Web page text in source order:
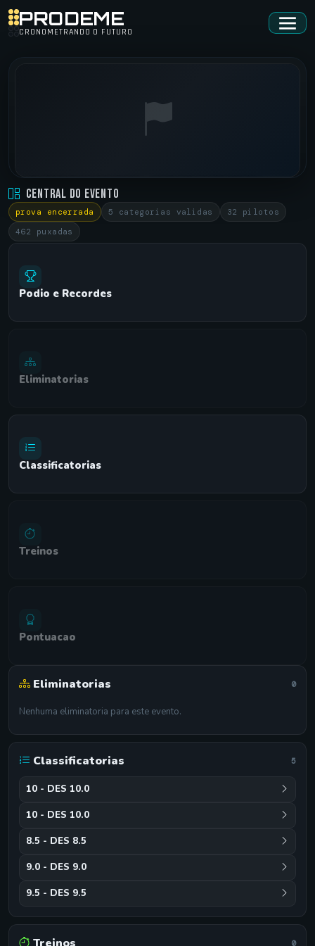
PRODEME
CRONOMETRANDO O FUTURO
CAMPEONATO FERNANDO • ARRANCADA FERNANDO
PISTA DE ARRANCADA ARTUR NOGUEIRA • 03/05/2025
Central do Evento
prova encerrada 5 categorias validas
32 pilotos
462 puxadas
Podio e Recordes
Eliminatorias
Classificatorias
Treinos
Pontuacao
Eliminatorias 0
Nenhuma eliminatoria para este evento.
Classificatorias 5
10 - DES 10.0
10 - DES 10.0
8.5 - DES 8.5
9.0 - DES 9.0
9.5 - DES 9.5
0